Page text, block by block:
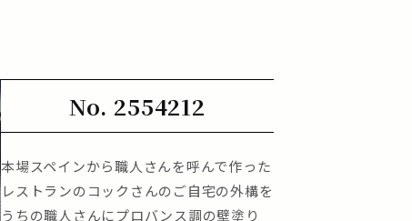
No. 2554212
本場スペインから職人さんを呼んで作った
レストランのコックさんのご自宅の外構を
うちの職人さんにプロバンス調の壁塗り